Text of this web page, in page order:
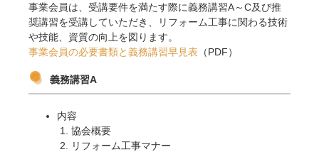
事業会員は、受講要件を満たす際に義務講習A～C及び推
奨講習を受講していただき、リフォーム工事に関わる技術
や技能、資質の向上を図ります。
事業会員の必要書類と義務講習早見表 （PDF）
義務講習A
内容
協会概要
リフォーム工事マナー